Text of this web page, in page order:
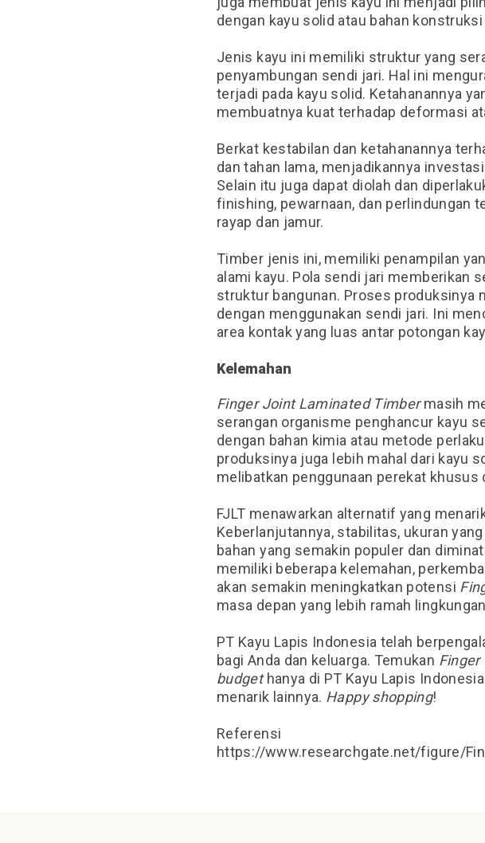
dengan kayu solid atau bahan konstruksi
Jenis kayu ini memiliki struktur yang
penyambungan sendi jari. Hal ini
terjadi pada kayu solid. Ketahanannya
membuatnya kuat terhadap deformasi
Berkat kestabilan dan ketahanannya
dan tahan lama, menjadikannya
Selain itu juga dapat diolah dan
finishing, pewarnaan, dan perlindungan
rayap dan jamur.
Timber jenis ini, memiliki penampilan
alami kayu. Pola sendi jari memberikan
struktur bangunan. Proses produksinya
dengan menggunakan sendi jari. Ini
area kontak yang luas antar potongan
Kelemahan
Finger Joint Laminated Timbermasih
serangan organisme penghancur kayu
dengan bahan kimia atau metode
produksinya juga lebih mahal dari kayu
melibatkan penggunaan perekat khusus
FJLT menawarkan alternatif yang
Keberlanjutannya, stabilitas, ukuran
bahan yang semakin populer dan
memiliki beberapa kelemahan,
akan semakin meningkatkan potensi
masa depan yang lebih ramah
PT Kayu Lapis Indonesia telah
bagi Anda dan keluarga. Temukan Finger
budgethanya di PT Kayu Lapis
menarik lainnya. Happy shopping!
Referensi
https://www.researchgate.net/figure/